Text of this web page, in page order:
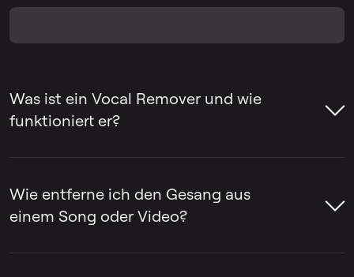
Was ist ein Vocal Remover und wie
funktioniert er?
man den Gesang aus einem Song
entfernen oder den Gesang von der
Wie entferne ich den Gesang aus
einem Song oder Video?